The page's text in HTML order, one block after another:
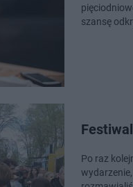
szansę
Po raz